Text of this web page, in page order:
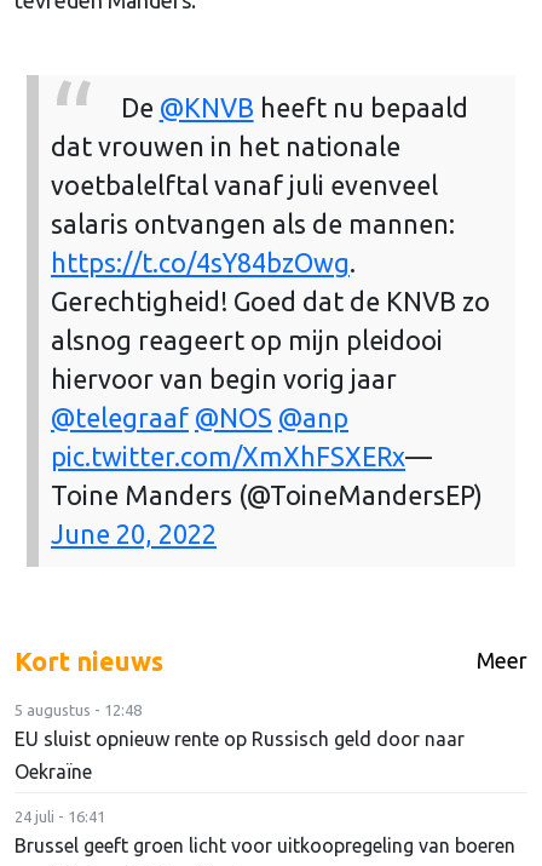
De @KNVB heeft nu bepaald
dat vrouwen in het nationale
voetbalelftal vanaf juli evenveel
salaris ontvangen als de mannen:
https://t.co/4sY84bzOwg.
Gerechtigheid! Goed dat de KNVB zo
alsnog reageert op mijn pleidooi
hiervoor van begin vorig jaar
@telegraaf @NOS @anp
pic.twitter.com/XmXhFSXERx—
Toine Manders (@ToineMandersEP)
June 20, 2022
Kort nieuws Meer
5 augustus - 12:48
EU sluist opnieuw rente op Russisch geld door naar
Oekraïne
24 juli - 16:41
Brussel geeft groen licht voor uitkoopregeling van boeren